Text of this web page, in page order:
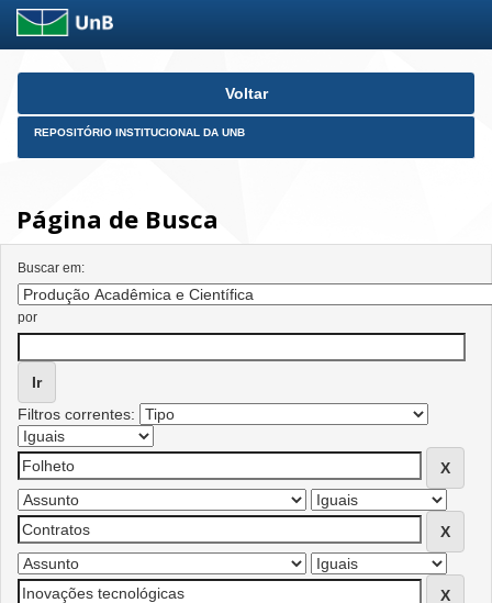
Skip
Voltar
REPOSITÓRIO INSTITUCIONAL DA UNB
Página de Busca
Buscar em:
por
Filtros correntes: